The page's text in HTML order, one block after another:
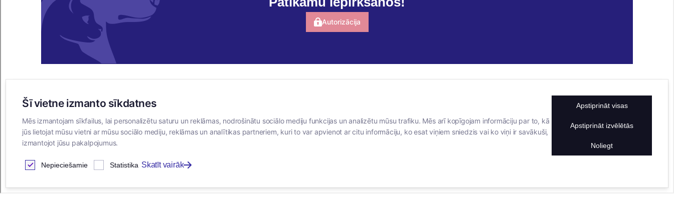
Autorizācija
E-VEIKALS
Iegādes noteikumi
Privātuma politika
Sīkdatņu noteikumi
Par mums
Vakances
facebook
linkedIn
KONTAKTINFORMĀCIJA
TĀLRUNIS
+371 25911816
info@bertasnams.lv
Šī vietne izmanto sīkdatnes
Mēs izmantojam sīkfailus, lai personalizētu saturu un reklāmas, nodrošinātu sociālo mediju funkcijas un analizētu mūsu trafiku. Mēs arī kopīgojam informāciju par to, kā
jūs lietojat mūsu vietni ar mūsu sociālo mediju, reklāmas un analītikas partneriem, kuri to var apvienot ar citu informāciju, ko esat viņiem sniedzis vai ko viņi ir savākuši,
izmantojot jūsu pakalpojumus.
Nepieciešamie Statistika Skatīt vairāk
Apstiprināt visas
Apstiprināt izvēlētās
Noliegt